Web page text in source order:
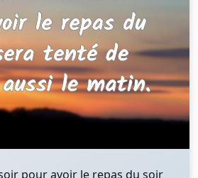
pour avoir le repas du soir